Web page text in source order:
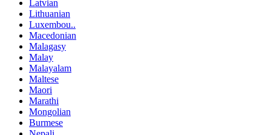
Latvian
Lithuanian
Luxembou..
Macedonian
Malagasy
Malay
Malayalam
Maltese
Maori
Marathi
Mongolian
Burmese